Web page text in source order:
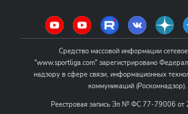
Средство массовой информации
"www.sportliga.com" зарегистрировано
надзору в сфере связи, информационных
коммуникаций (Роскомнадзор).
Реестровая запись Эл № ФС 77-79006 от